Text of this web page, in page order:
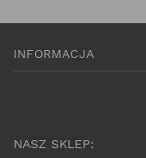
INFORMACJA
NASZ SKLEP: